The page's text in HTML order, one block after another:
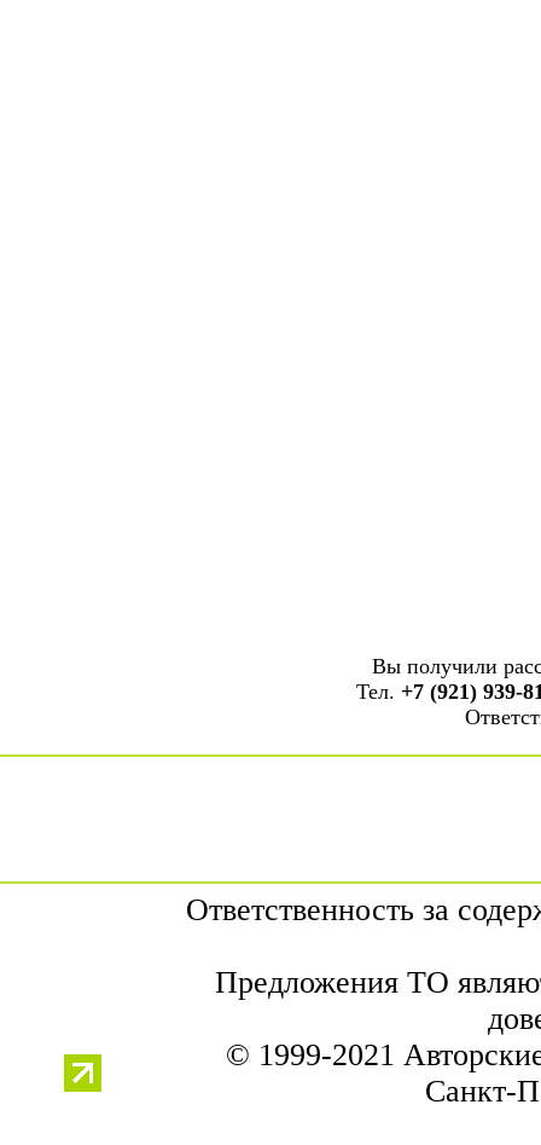
Вы получили
Тел. +7 (921) 939-
Ответственность за
Предложения ТО
© 1999-2021
Санкт-